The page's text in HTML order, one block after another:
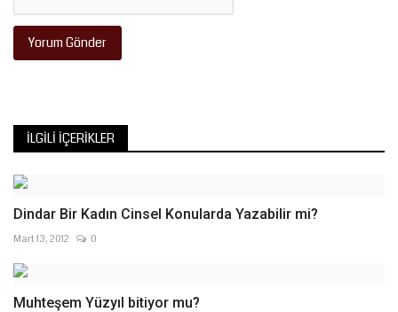
Yorum Gönder
İLGILI İÇERIKLER
Dindar Bir Kadın Cinsel Konularda Yazabilir mi?
Mart 13, 2012 0
Muhteşem Yüzyıl bitiyor mu?